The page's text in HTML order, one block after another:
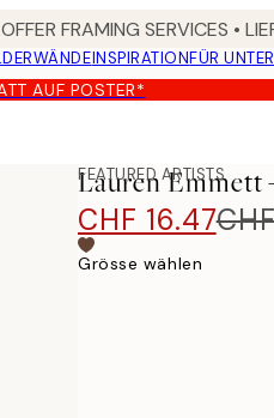
FRAMING SERVICES •
INSPIRATIONFÜR
AUF POSTER*
FEATURED ARTISTS
Lauren Emmett
CHF 16.47
Grösse wählen